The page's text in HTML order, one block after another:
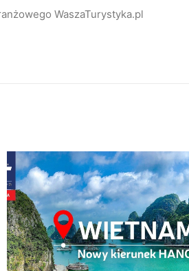
WaszaTurystyka.pl